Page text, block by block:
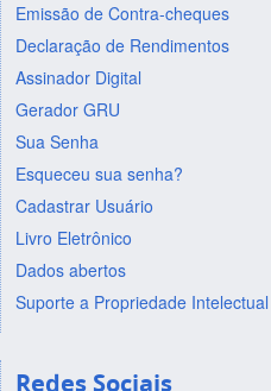
Emissão de Contra-cheques
Declaração de Rendimentos
Assinador Digital
Gerador GRU
Sua Senha
Esqueceu sua senha?
Cadastrar Usuário
Livro Eletrônico
Dados abertos
Suporte a Propriedade Intelectual
Redes Sociais